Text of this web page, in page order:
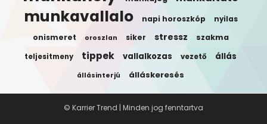
munkavallalo napi horoszkóp nyilas
onismeret oroszlan siker stressz szakma
teljesitmeny tippek vallalkozas vezető állás
állásinterjú álláskeresés
© Karrier Trend | Minden jog fenntartva